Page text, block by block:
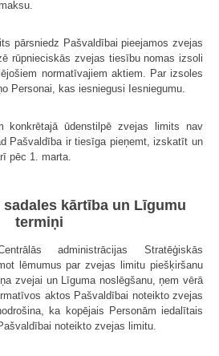
pārsniedz Pašvaldībai pieejamos zvejas
rūpnieciskās zvejas tiesību nomas izsoli
normatīvajiem aktiem. Par izsoles
Personai, kas iesniegusi Iesniegumu.
ūdenstilpē zvejas limits nav
Pašvaldība ir tiesīga pieņemt, izskatīt un
pēc 1. marta.
sadales kārtība un Līgumu
termiņi
administrācijas Stratēģiskās
lēmumus par zvejas limitu piešķiršanu
zvejai un Līguma noslēgšanu, ņem vērā
aktos Pašvaldībai noteikto zvejas
ka kopējais Personām iedalītais
noteikto zvejas limitu.